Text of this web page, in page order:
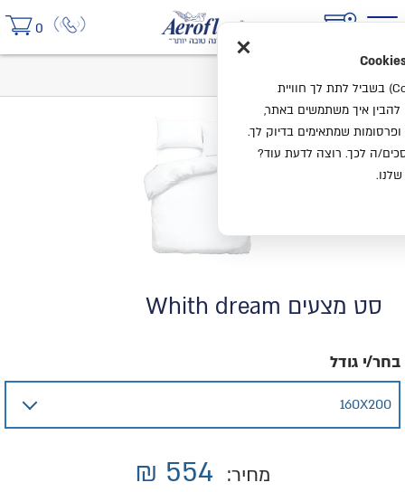
0
סט מצעים Whith dream
בחר/י גודל
מחיר: 554
₪
×
אנחנו משתמשים בעוגיות (Cookies) בשביל לתת לך חוויית
להבין איך משתמשים באתר,
שמתאימים בדיוק לך.
ה לכך. רוצה לדעת עוד?